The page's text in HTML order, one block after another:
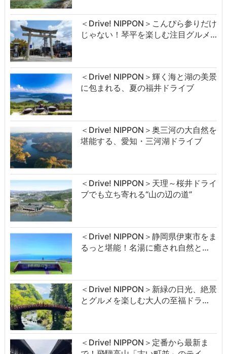
＜Drive! NIPPON＞こんぴら参りだけ
じゃない！琴平を楽しむ注目グルメ…
＜Drive! NIPPON＞輝く海と湖の美景
に包まれる、夏の福井ドライブ
＜Drive! NIPPON＞奥三河の大自然を
堪能する、愛知・三河湖ドライブ
＜Drive! NIPPON＞天理～桜井ドライ
ブでも立ち寄れる“山の辺の道”
＜Drive! NIPPON＞静岡県伊東市をま
るっと堪能！名湯に癒され自然と…
＜Drive! NIPPON＞新緑の日光、絶景
とグルメを楽しむ大人の至福ドラ…
＜Drive! NIPPON＞定番から最新ま